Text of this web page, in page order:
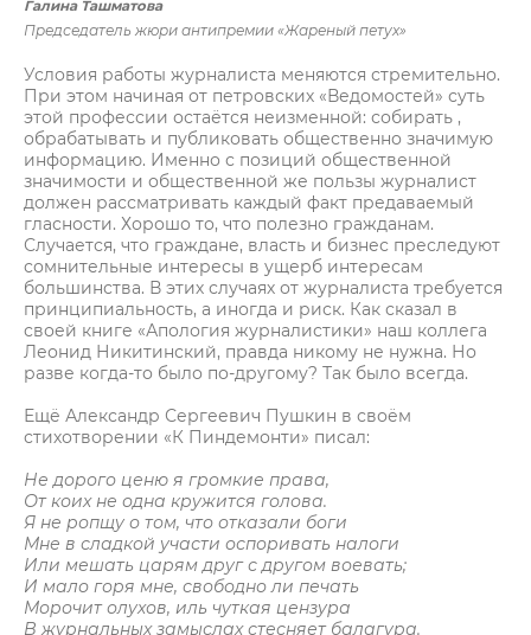
Галина Ташматова
Председатель жюри антипремии «Жареный петух»
Условия работы журналиста меняются стремительно.
При этом начиная от петровских «Ведомостей» суть
этой профессии остаётся неизменной: собирать ,
обрабатывать и публиковать общественно значимую
информацию. Именно с позиций общественной
значимости и общественной же пользы журналист
должен рассматривать каждый факт предаваемый
гласности. Хорошо то, что полезно гражданам.
Случается, что граждане, власть и бизнес преследуют
сомнительные интересы в ущерб интересам
большинства. В этих случаях от журналиста требуется
принципиальность, а иногда и риск. Как сказал в
своей книге «Апология журналистики» наш коллега
Леонид Никитинский, правда никому не нужна. Но
разве когда-то было по-другому? Так было всегда.
Ещё Александр Сергеевич Пушкин в своём
стихотворении «К Пиндемонти» писал:
Не дорого ценю я громкие права,
От коих не одна кружится голова.
Я не ропщу о том, что отказали боги
Мне в сладкой участи оспоривать налоги
Или мешать царям друг с другом воевать;
И мало горя мне, свободно ли печать
Морочит олухов, иль чуткая цензура
В журнальных замыслах стесняет балагура.